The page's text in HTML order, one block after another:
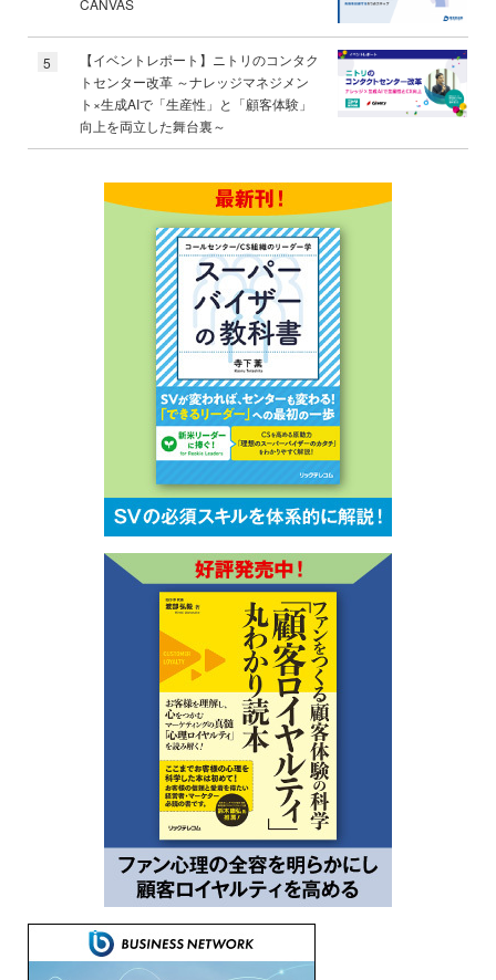
CANVAS
5
【イベントレポート】ニトリのコンタク
トセンター改革 ～ナレッジマネジメン
ト×生成AIで「生産性」と「顧客体験」
向上を両立した舞台裏～